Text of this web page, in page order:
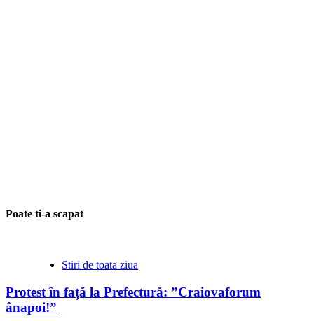
Poate ti-a scapat
Stiri de toata ziua
Protest în față la Prefectură: ”Craiovaforum
ânapoi!”